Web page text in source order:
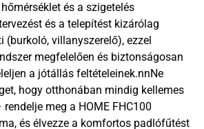
és a szigetelés
és a telepítést kizárólag
(burkoló, villanyszerelő), ezzel
megfelelően és biztonságosan
a jótállás feltételeinek.nnNe
hogy otthonában mindig kellemes
meg a HOME FHC100
és élvezze a komfortos padlófűtést